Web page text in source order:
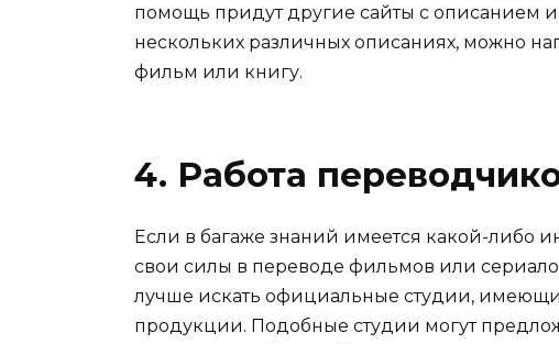
помощь придут другие сайты с описанием
нескольких различных описаниях, можно
фильм или книгу.
4. Работа
Если в багаже знаний имеется какой-либо
свои силы в переводе фильмов или
лучше искать официальные студии,
продукции. Подобные студии могут